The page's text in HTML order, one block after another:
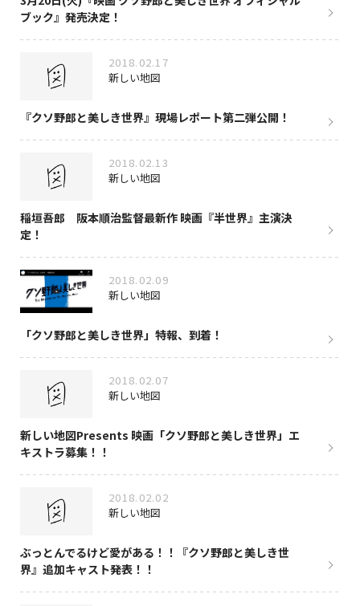
お問い合わせ
ブック』発売決定！
2018.02.17
新しい地図
『クソ野郎と美しき世界』現場レポート第二弾公開！
2018.02.13
新しい地図
稲垣吾郎 阪本順治監督最新作 映画『半世界』主演決
定！
2018.02.09
新しい地図
「クソ野郎と美しき世界」特報、到着！
2018.02.07
新しい地図
新しい地図Presents 映画「クソ野郎と美しき世界」エ
キストラ募集！！
2018.02.02
新しい地図
ぶっとんでるけど愛がある！！『クソ野郎と美しき世
界』追加キャスト発表！！